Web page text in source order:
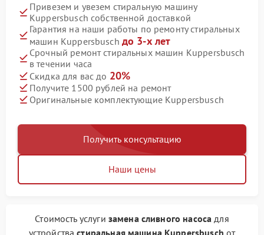
Привезем и увезем стиральную машину
Kuppersbusch собственной доставкой
Гарантия на наши работы по ремонту стиральных
машин Kuppersbusch до 3-х лет
Срочный ремонт стиральных машин Kuppersbusch
в течении часа
Скидка для вас до 20%
Получите 1500 рублей на ремонт
Оригинальные комплектующие Kuppersbusch
Получить консультацию
Наши цены
Стоимость услуги замена сливного насоса для